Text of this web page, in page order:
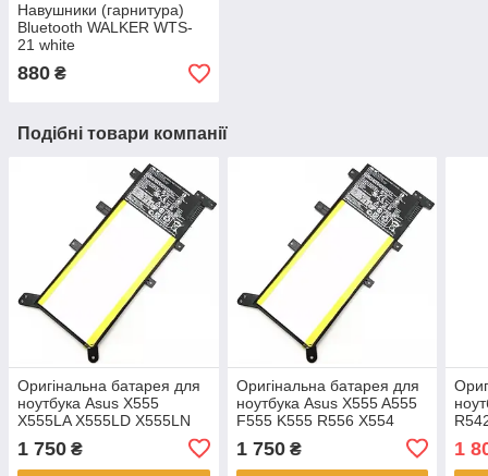
Навушники (гарнитура)
Bluetooth WALKER WTS-
21 white
880 ₴
Подібні товари компанії
Оригінальна батарея для
ноутбука Asus X555
X555LA X555LD X555LN
C21N1347
1 750 ₴
Оригінальна батарея для
ноутбука Asus X555 A555
F555 K555 R556 X554
1 750₴ 1